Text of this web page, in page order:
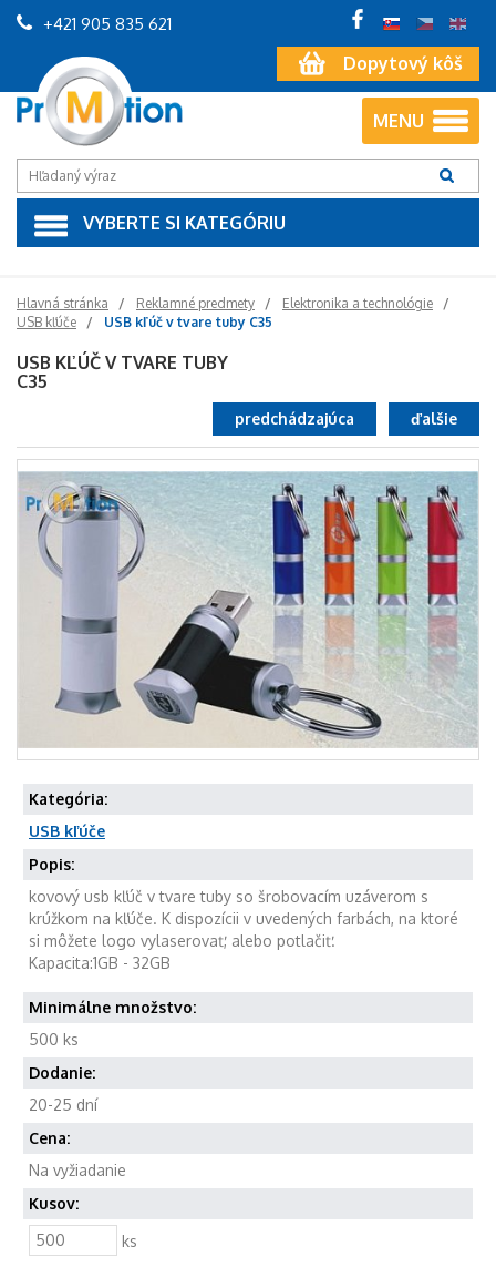
Dopytový kôš
+421 905 835 621
MENU
VYBERTE SI KATEGÓRIU
Hlavná stránka Reklamné predmety
Elektronika a technológie
USB kľúče
USB kľúč v tvare tuby C35
USB KĽÚČ V TVARE TUBY
C35
ďalšie
predchádzajúca
Kategória:
USB kľúče
Popis:
kovový usb kľúč v tvare tuby so šrobovacím uzáverom s
krúžkom na kľúče. K dispozícii v uvedených farbách, na ktoré
si môžete logo vylaserovať, alebo potlačiť.
Kapacita:1GB - 32GB
Minimálne množstvo:
500 ks
Dodanie:
20-25 dní
Cena:
Na vyžiadanie
Kusov:
ks